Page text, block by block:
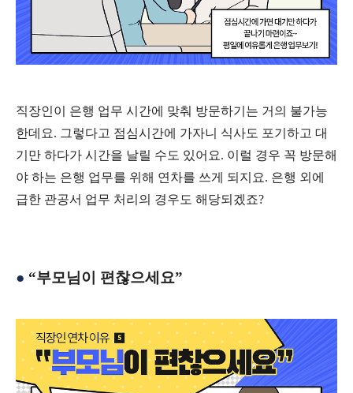
직장인이 은행 업무 시간에 맞춰 방문하기는 거의 불가능
한데요. 그렇다고 점심시간에 가자니 식사도 포기하고 대
기만 하다가 시간을 날릴 수도 있어요. 이럴 경우 꼭 방문해
야 하는 은행 업무를 위해 연차를 쓰게 되지요. 은행 외에
급한 관공서 업무 처리의 경우도 해당되겠죠?
● “부모님이 편찮으세요”